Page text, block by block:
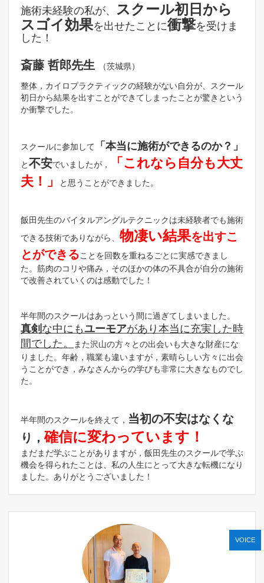
施術未経験の私が、 スクール初日から
スゴイ効果を出せたことに衝撃を受けま
した！
斎藤 哲郎先生 （茨城県）
整体，カイロプラクティックの経験がない自分が、スクール
初日から結果を出すことができてしまったことが驚きという
か衝撃でした。
スクールに参加して 「本当に施術ができるのか？」
と不安でいましたが，
「これなら自分も大丈
夫！」
と思うことができました。
飯田先生のバイタルアングルテクニックは未経験者でも施術
できる技術でありながら、 物凄い結果を出すこ
とができることを回数を重ねるごとに実感できまし
た。筋肉のコリや痛み，そのほかの体の不具合が自分の施術
で改善されていくのは感動でした！
半年間のスクールはあっという間に過ぎてしまいました。
真剣 な中にもユーモアがあり本当に充実した時
間でした。
また沢山の方々との出会いも大きな財産にな
りました。年齢，職業も違いますが，素晴らしい方々に出会
うことができ，みなさんからの学びも非常に大きなものでし
た。
半年間のスクールを終えて， 当初の不安はなくな
り，確信に変わっています！
まだまだ学ぶことがありますが，飯田先生のスクールで学ぶ
機会を得られたことは、私の人生にとって大きな転機になり
ました。ありがとうございました！
VOICE